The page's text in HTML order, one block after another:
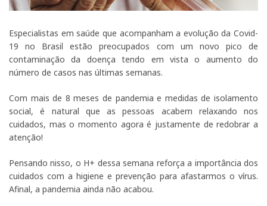
Especialistas em saúde que acompanham a evolução da Covid-
19 no Brasil estão preocupados com um novo pico de
contaminação da doença tendo em vista o aumento do
número de casos nas últimas semanas.
Com mais de 8 meses de pandemia e medidas de isolamento
social, é natural que as pessoas acabem relaxando nos
cuidados, mas o momento agora é justamente de redobrar a
atenção!
Pensando nisso, o H+ dessa semana reforça a importância dos
cuidados com a higiene e prevenção para afastarmos o vírus.
Afinal, a pandemia ainda não acabou.